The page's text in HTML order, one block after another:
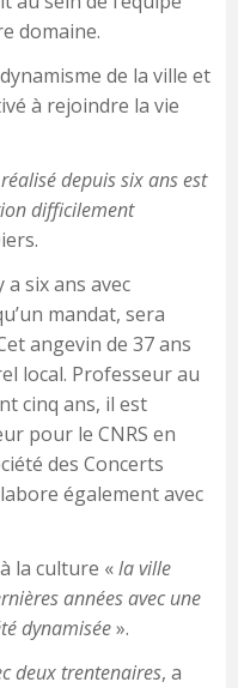
domaine.
de la ville et
à rejoindre la vie
depuis six ans est
difficilement
six ans avec
mandat, sera
angevin de 37 ans
local. Professeur au
cinq ans, il est
pour le CNRS en
des Concerts
également avec
la culture «la ville
années avec une
dynamisée».
deux trentenaires, a